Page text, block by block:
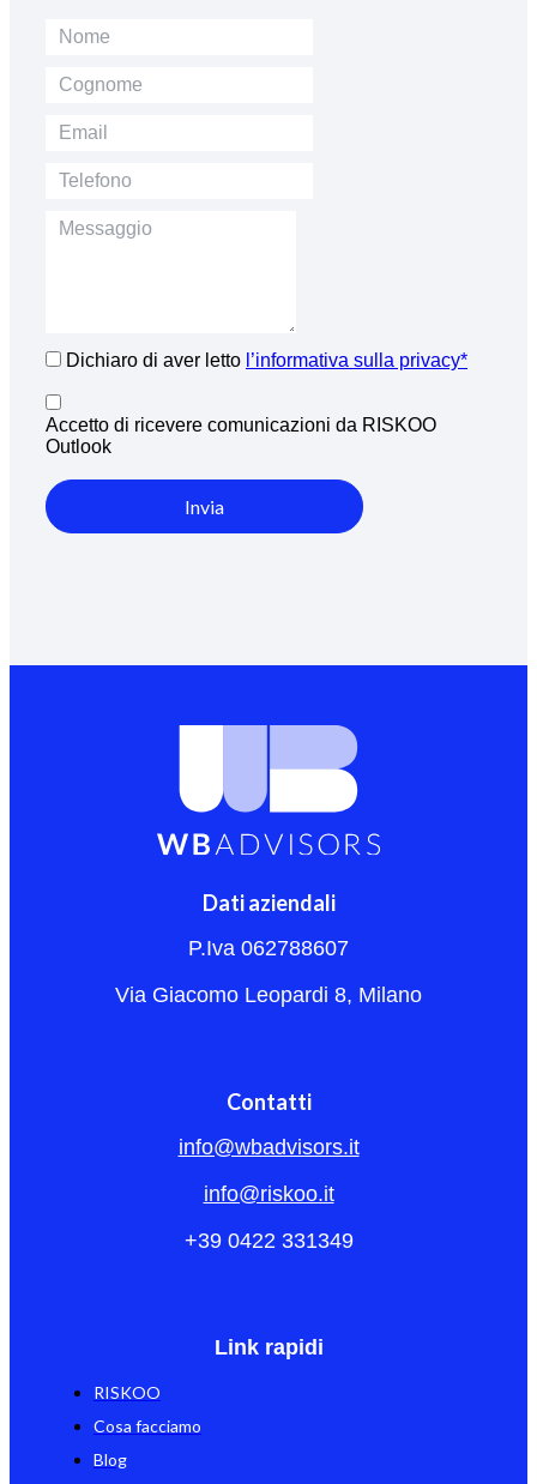
Dichiaro di aver letto l’informativa sulla privacy*
Accetto di ricevere comunicazioni da RISKOO
Outlook
Invia
Dati aziendali
P.Iva 062788607
Via Giacomo Leopardi 8, Milano
Contatti
info@wbadvisors.it
info@riskoo.it
+39 0422 331349
Link rapidi
RISKOO
Cosa facciamo
Blog